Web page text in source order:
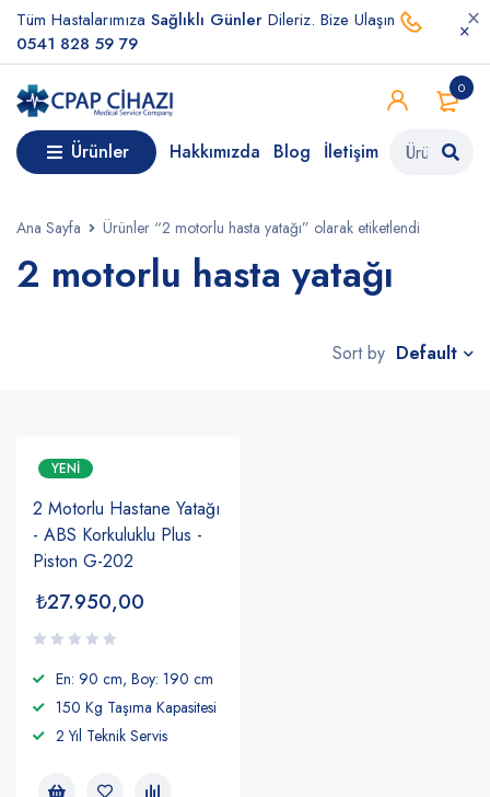
Tüm Hastalarımıza Sağlıklı Günler Dileriz. Bize Ulaşın
0541 828 59 79
0
Ürünler Hakkımızda Blog İletişim
Ana Sayfa Ürünler “2 motorlu hasta yatağı” olarak etiketlendi
2 motorlu hasta yatağı
Sort by Default
YENI
2 Motorlu Hastane Yatağı
- ABS Korkuluklu Plus -
Piston G-202
₺27.950,00
En: 90 cm, Boy: 190 cm
150 Kg Taşıma Kapasitesi
2 Yıl Teknik Servis